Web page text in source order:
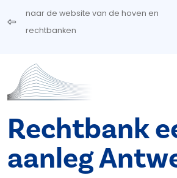
Overslaan en naar de inhoud gaan
naar de website van de hoven en
rechtbanken
Rechtbank
aanleg